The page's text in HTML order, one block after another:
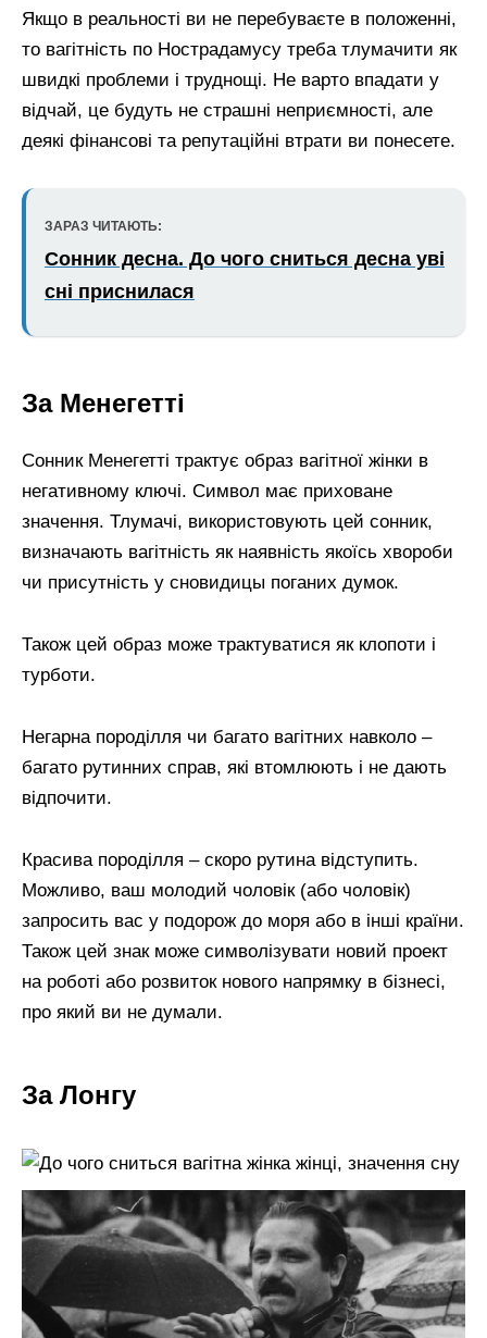
Якщо в реальності ви не перебуваєте в положенні,
то вагітність по Нострадамусу треба тлумачити як
швидкі проблеми і труднощі. Не варто впадати у
відчай, це будуть не страшні неприємності, але
деякі фінансові та репутаційні втрати ви понесете.
ЗАРАЗ ЧИТАЮТЬ:
Сонник десна. До чого сниться десна уві
сні приснилася
За Менегетті
Сонник Менегетті трактує образ вагітної жінки в
негативному ключі. Символ має приховане
значення. Тлумачі, використовують цей сонник,
визначають вагітність як наявність якоїсь хвороби
чи присутність у сновидицы поганих думок.
Також цей образ може трактуватися як клопоти і
турботи.
Негарна породілля чи багато вагітних навколо –
багато рутинних справ, які втомлюють і не дають
відпочити.
Красива породілля – скоро рутина відступить.
Можливо, ваш молодий чоловік (або чоловік)
запросить вас у подорож до моря або в інші країни.
Також цей знак може символізувати новий проект
на роботі або розвиток нового напрямку в бізнесі,
про який ви не думали.
За Лонгу